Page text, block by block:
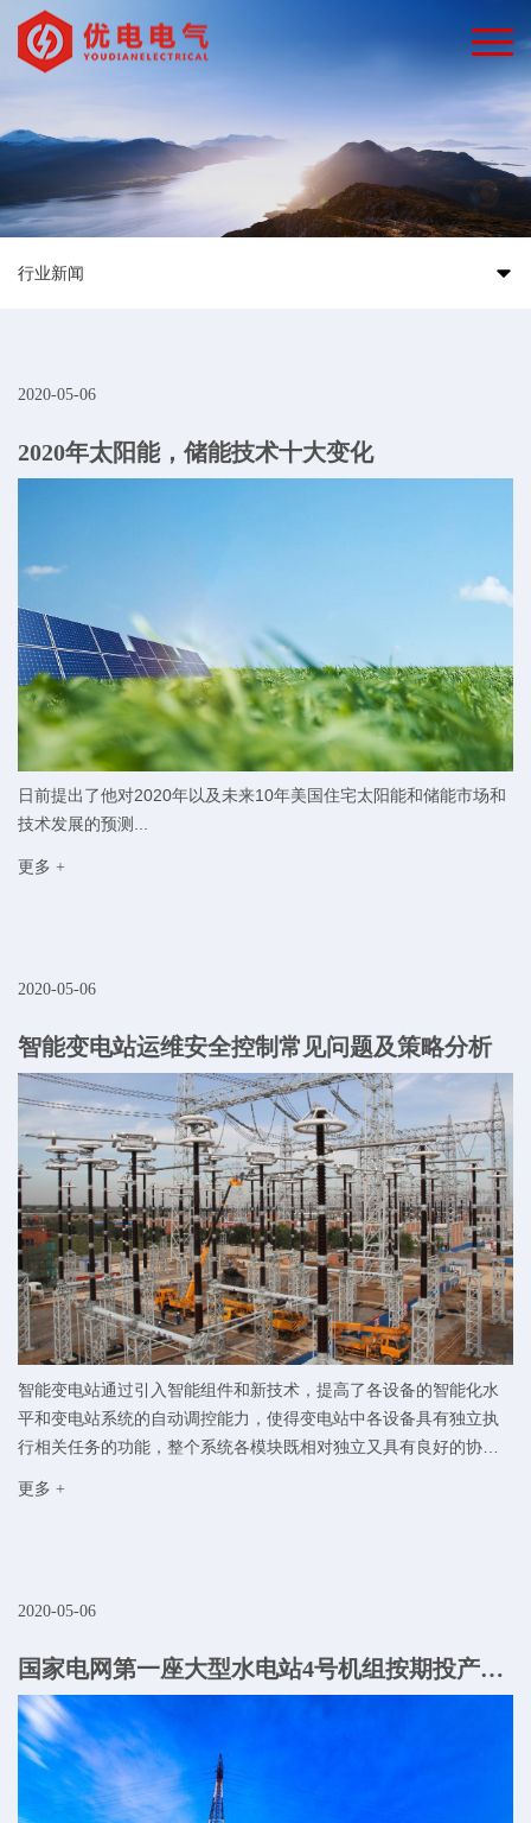
行业新闻
2020-05-06
2020年太阳能，储能技术十大变化
日前提出了他对2020年以及未来10年美国住宅太阳能和储能市场和
技术发展的预测...
更多 +
2020-05-06
智能变电站运维安全控制常见问题及策略分析
智能变电站通过引入智能组件和新技术，提高了各设备的智能化水
平和变电站系统的自动调控能力，使得变电站中各设备具有独立执
行相关任务的功能，整个系统各模块既相对独立又具有良好的协作
更多 +
2020-05-06
国家电网第一座大型水电站4号机组按期投产发电